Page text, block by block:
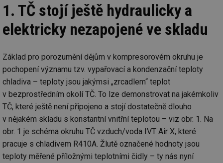
1. TČ stojí ještě hydraulicky a
elektricky nezapojené ve skladu
Základ pro porozumění dějům v kompresorovém okruhu je
pochopení významu tzv. vypařovací a kondenzační teploty
chladiva – teploty jsou jakýmsi „zrcadlem“ teplot
v bezprostředním okolí TČ. To lze demonstrovat na jakémkoliv
TČ, které ještě není připojeno a stojí dostatečně dlouho
v nějakém skladu s konstantní vnitřní teplotou – viz obr. 1. Na
obr. 1 je schéma okruhu TČ vzduch/voda IVT Air X, které
pracuje s chladivem R410A. Žlutě označené hodnoty jsou
teploty měřené příložnými teplotními čidly – ty nás nyní